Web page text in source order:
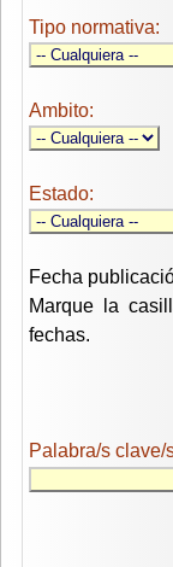
Tipo normativa:
Ambito:
Estado:
Fecha
Marque la
fechas.
Palabra/s clave/